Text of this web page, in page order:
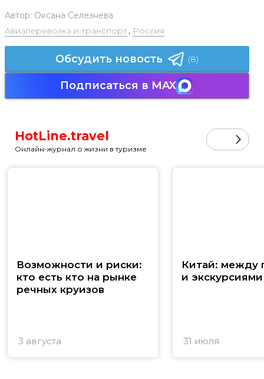
Автор: Оксана Селезнева
Авиаперевозка и транспорт, Россия
Обсудить новость (8)
Подписаться в MAX
HotLine.travel
Онлайн-журнал о жизни в туризме
Возможности и риски:
кто есть кто на рынке
речных круизов
3 августа
Китай: между
и экскурсиями
31 июля